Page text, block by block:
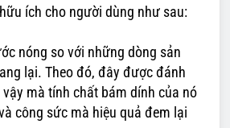
ích cho người dùng như sau:
nóng so với những dòng sản
lại. Theo đó, đây được đánh
mà tính chất bám dính của nó
công sức mà hiệu quả đem lại